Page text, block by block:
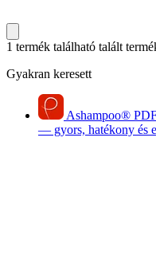
1 termék található talált
Gyakran keresett
Ashampoo®
— gyors, hatékony és